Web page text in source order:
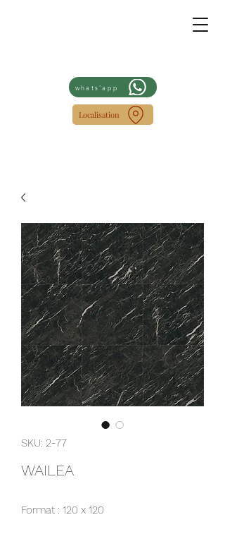
whats'app
Localisation
SKU: 2-77
WAILEA
Format : 120 x 120